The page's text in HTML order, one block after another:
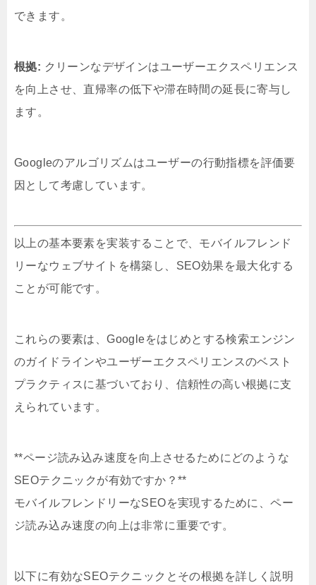
できます。
根拠: クリーンなデザインはユーザーエクスペリエンス
を向上させ、直帰率の低下や滞在時間の延長に寄与し
ます。
Googleのアルゴリズムはユーザーの行動指標を評価要
因として考慮しています。
以上の基本要素を実装することで、モバイルフレンド
リーなウェブサイトを構築し、SEO効果を最大化する
ことが可能です。
これらの要素は、Googleをはじめとする検索エンジン
のガイドラインやユーザーエクスペリエンスのベスト
プラクティスに基づいており、信頼性の高い根拠に支
えられています。
**ページ読み込み速度を向上させるためにどのような
SEOテクニックが有効ですか？**
モバイルフレンドリーなSEOを実現するために、ペー
ジ読み込み速度の向上は非常に重要です。
以下に有効なSEOテクニックとその根拠を詳しく説明